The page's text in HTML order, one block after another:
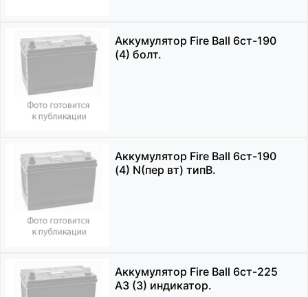
Аккумулятор Fire Ball 6ст-190
(4) болт.
Аккумулятор Fire Ball 6ст-190
(4) N(пер вт) типВ.
Аккумулятор Fire Ball 6ст-225
АЗ (3) индикатор.